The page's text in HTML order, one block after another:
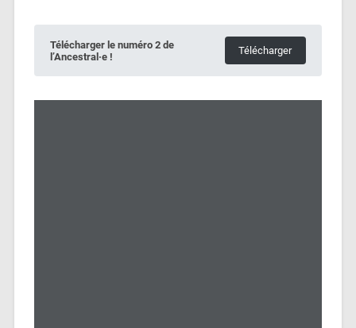
Télécharger le numéro 2 de
l’Ancestral·e !
Télécharger